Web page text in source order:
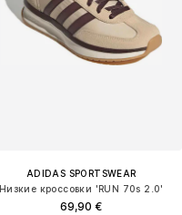
ADIDAS SPORTSWEAR
Низкие кроссовки 'RUN 70s 2.0'
69,90 €